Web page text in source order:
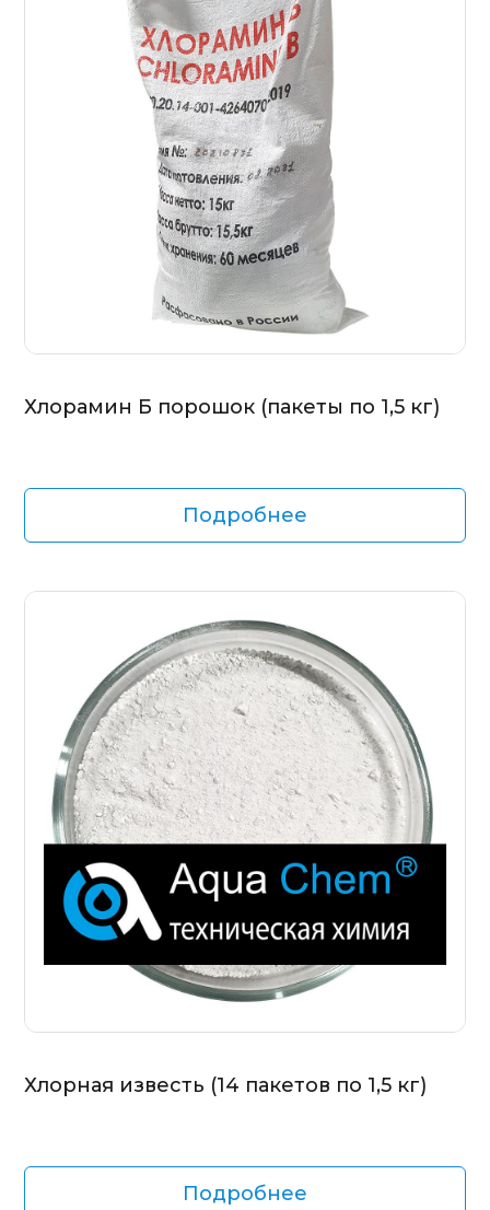
Хлорамин Б порошок (пакеты по 1,5 кг)
Подробнее
Хлорная известь (14 пакетов по 1,5 кг)
Подробнее